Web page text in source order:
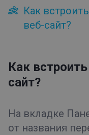
Файлы
Приемная
Ребрендинг
Приглашения
Как встроить
Как встроить
Как
веб-сайт?
Как
сайт?
На вкладке
от названия